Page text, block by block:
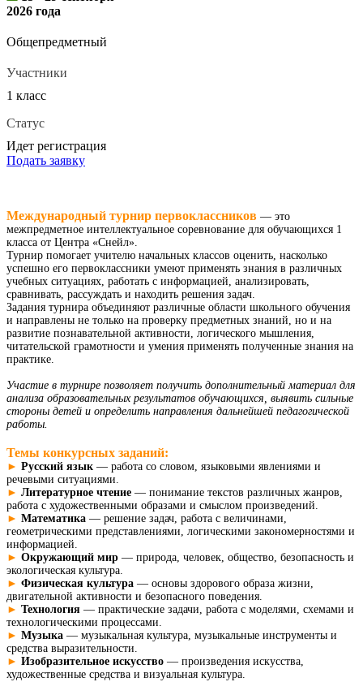
2026 года
Общепредметный
Участники
1 класс
Статус
Идет регистрация
Подать заявку
Международный турнир первоклассников — это
межпредметное интеллектуальное соревнование для обучающихся 1
класса от Центра «Снейл».
Турнир помогает учителю начальных классов оценить, насколько
успешно его первоклассники умеют применять знания в различных
учебных ситуациях, работать с информацией, анализировать,
сравнивать, рассуждать и находить решения задач.
Задания турнира объединяют различные области школьного обучения
и направлены не только на проверку предметных знаний, но и на
развитие познавательной активности, логического мышления,
читательской грамотности и умения применять полученные знания на
практике.
Участие в турнире позволяет получить дополнительный материал для
анализа образовательных результатов обучающихся, выявить сильные
стороны детей и определить направления дальнейшей педагогической
работы.
Темы конкурсных заданий:
► Русский язык — работа со словом, языковыми явлениями и
речевыми ситуациями.
► Литературное чтение — понимание текстов различных жанров,
работа с художественными образами и смыслом произведений.
► Математика — решение задач, работа с величинами,
геометрическими представлениями, логическими закономерностями и
информацией.
► Окружающий мир — природа, человек, общество, безопасность и
экологическая культура.
► Физическая культура — основы здорового образа жизни,
двигательной активности и безопасного поведения.
► Технология — практические задачи, работа с моделями, схемами и
технологическими процессами.
► Музыка — музыкальная культура, музыкальные инструменты и
средства выразительности.
► Изобразительное искусство — произведения искусства,
художественные средства и визуальная культура.